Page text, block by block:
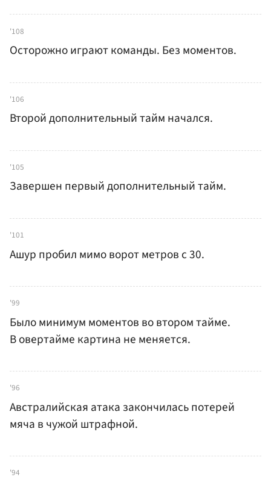
'108
Осторожно играют команды. Без моментов.
'106
Второй дополнительный тайм начался.
'105
Завершен первый дополнительный тайм.
'101
Ашур пробил мимо ворот метров с 30.
'99
Было минимум моментов во втором тайме.
В овертайме картина не меняется.
'96
Австралийская атака закончилась потерей
мяча в чужой штрафной.
'94